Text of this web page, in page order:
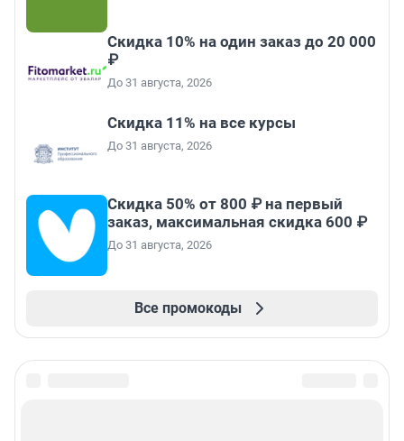
Скидка 10% на один заказ до 20 000
₽
До 31 августа, 2026
Скидка 11% на все курсы
До 31 августа, 2026
Скидка 50% от 800 ₽ на первый
заказ, максимальная скидка 600 ₽
До 31 августа, 2026
Все промокоды